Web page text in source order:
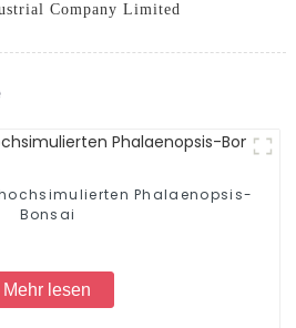
Company Limited
Phalaenopsis-
Bonsai
Mehr lesen